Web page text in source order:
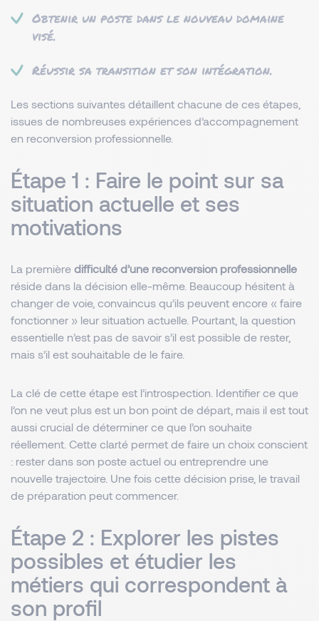
Obtenir un poste dans le nouveau domaine
visé.
Réussir sa transition et son intégration.
Les sections suivantes détaillent chacune de ces étapes,
issues de nombreuses expériences d’accompagnement
en reconversion professionnelle.
Étape 1 : Faire le point sur sa
situation actuelle et ses
motivations
La première difficulté d’une reconversion professionnelle
réside dans la décision elle-même. Beaucoup hésitent à
changer de voie, convaincus qu’ils peuvent encore « faire
fonctionner » leur situation actuelle. Pourtant, la question
essentielle n’est pas de savoir s’il est possible de rester,
mais s’il est souhaitable de le faire.
La clé de cette étape est l’introspection. Identifier ce que
l’on ne veut plus est un bon point de départ, mais il est tout
aussi crucial de déterminer ce que l’on souhaite
réellement. Cette clarté permet de faire un choix conscient
: rester dans son poste actuel ou entreprendre une
nouvelle trajectoire. Une fois cette décision prise, le travail
de préparation peut commencer.
Étape 2 : Explorer les pistes
possibles et étudier les
métiers qui correspondent à
son profil